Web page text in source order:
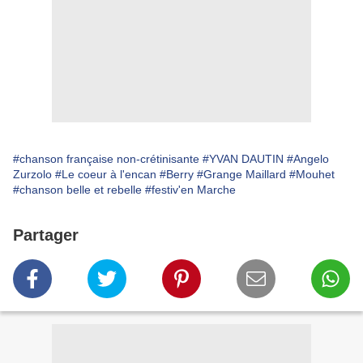
#chanson française non-crétinisante #YVAN DAUTIN #Angelo
Zurzolo #Le coeur à l'encan #Berry #Grange Maillard #Mouhet
#chanson belle et rebelle #festiv'en Marche
Partager